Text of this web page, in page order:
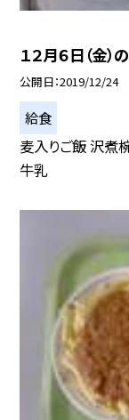
１２月６日（金）
公開日 2019/12/24
給食
麦入りご飯 沢煮
牛乳